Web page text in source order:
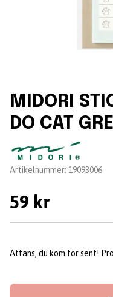
MIDORI
DO CAT
Leverantör:
Artikelnummer: 19093006
59 kr
Attans, du kom för sent!